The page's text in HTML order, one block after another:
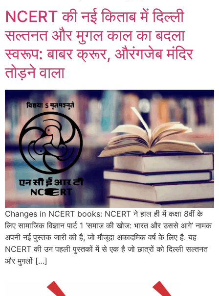
NCERT की नई किताब में दिल्ली
सल्तनत और मुगल काल का बदला
स्वरूप: बाबर क्रूर, औरंगजेब मंदिर
तोड़ने वाला
Changes in NCERT books: NCERT ने हाल ही में कक्षा 8वीं के
लिए सामाजिक विज्ञान पार्ट 1 ‘समाज की खोज: भारत और उससे आगे’ नामक
अपनी नई पुस्तक जारी की है, जो मौजूदा अकादमिक वर्ष के लिए है. यह
NCERT की उन पहली पुस्तकों में से एक है जो छात्रों को दिल्ली सल्तनत
और मुगलों […]